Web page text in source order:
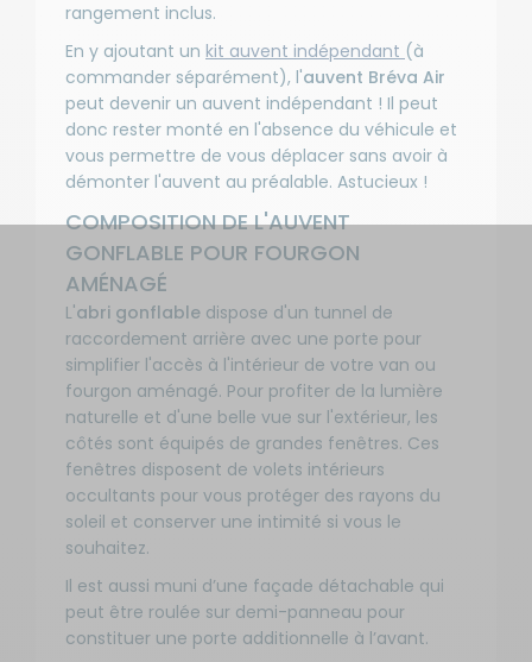
rangement inclus.
En y ajoutant un kit auvent indépendant (à
commander séparément), l'auvent Bréva Air
peut devenir un auvent indépendant ! Il peut
donc rester monté en l'absence du véhicule et
vous permettre de vous déplacer sans avoir à
démonter l'auvent au préalable. Astucieux !
COMPOSITION DE L'AUVENT
GONFLABLE POUR FOURGON
AMÉNAGÉ
L'abri gonflable dispose d'un tunnel de
raccordement arrière avec une porte pour
simplifier l'accès à l'intérieur de votre van ou
fourgon aménagé. Pour profiter de la lumière
naturelle et d'une belle vue sur l'extérieur, les
côtés sont équipés de grandes fenêtres. Ces
fenêtres disposent de volets intérieurs
occultants pour vous protéger des rayons du
soleil et conserver une intimité si vous le
souhaitez.
Il est aussi muni d’une façade détachable qui
peut être roulée sur demi-panneau pour
constituer une porte additionnelle à l’avant.